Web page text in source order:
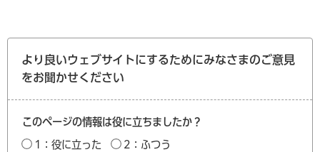
より良いウェブサイトにするためにみなさまのご意見
をお聞かせください
このページの情報は役に立ちましたか？
1：役に立った
2：ふつう